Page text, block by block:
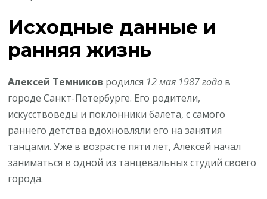
Исходные данные и
ранняя жизнь
Алексей Темников родился 12 мая 1987 года в
городе Санкт-Петербурге. Его родители,
искусствоведы и поклонники балета, с самого
раннего детства вдохновляли его на занятия
танцами. Уже в возрасте пяти лет, Алексей начал
заниматься в одной из танцевальных студий своего
города.